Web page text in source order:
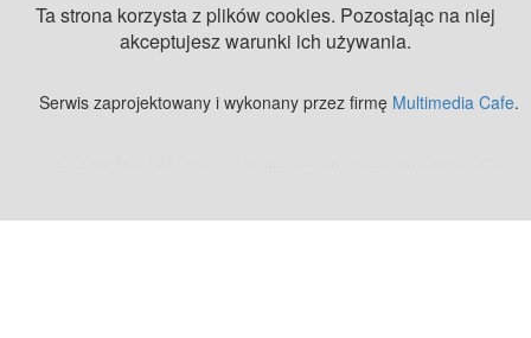
Ta strona korzysta z plików cookies. Pozostając na niej
akceptujesz warunki ich używania.
Serwis zaprojektowany i wykonany przez firmę Multimedia Cafe.